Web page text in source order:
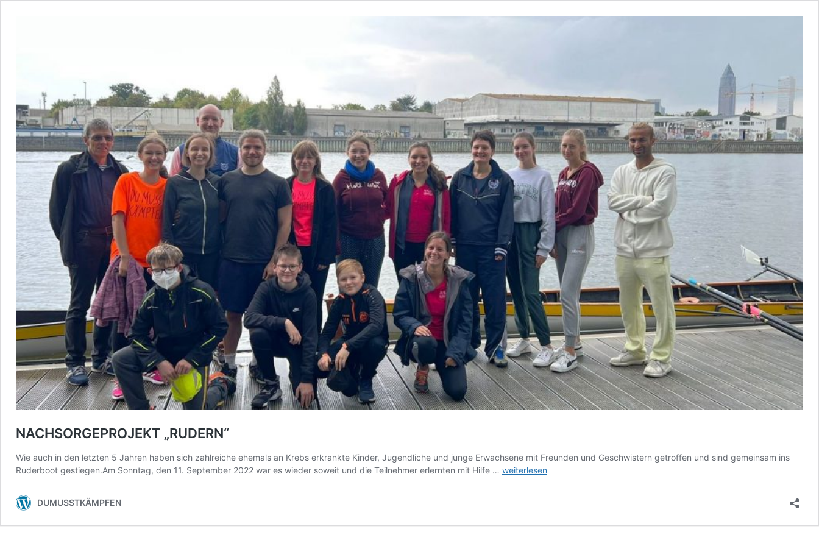
NACHSORGEPROJEKT „RUDERN“
Wie auch in den letzten 5 Jahren haben sich zahlreiche ehemals an Krebs erkrankte Kinder, Jugendliche und junge Erwachsene mit Freunden und Geschwistern getroffen und sind gemeinsam ins
Ruderboot gestiegen.Am Sonntag, den 11. September 2022 war es wieder soweit und die Teilnehmer erlernten mit Hilfe … NACHSORGEPROJEKT
weiterlesen
DUMUSSTKÄMPFEN